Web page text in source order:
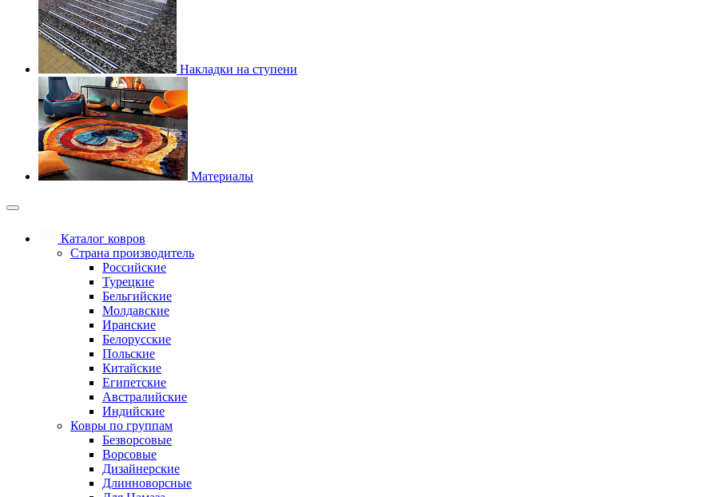
Накладки на ступени
Материалы
Каталог ковров
Страна производитель
Российские
Турецкие
Бельгийские
Молдавские
Иранские
Белорусские
Польские
Китайские
Египетские
Австралийские
Индийские
Ковры по группам
Безворсовые
Ворсовые
Дизайнерские
Длинноворсные